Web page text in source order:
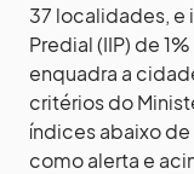
37 localidades,
Predial (IIP) de
enquadra a
critérios do
índices abaixo de
como alerta e